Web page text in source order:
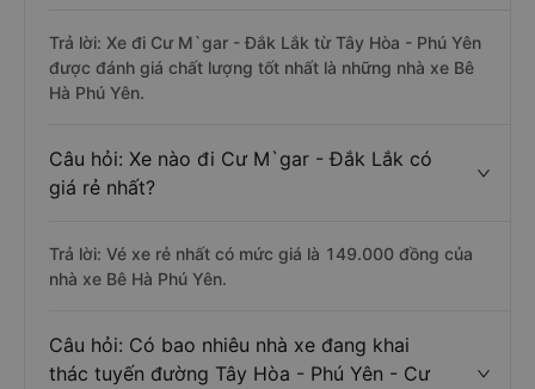
Trả lời: Xe đi Cư M`gar - Đắk Lắk từ Tây Hòa - Phú Yên
được đánh giá chất lượng tốt nhất là những nhà xe Bê
Hà Phú Yên.
Câu hỏi: Xe nào đi Cư M`gar - Đắk Lắk có
giá rẻ nhất?
Trả lời: Vé xe rẻ nhất có mức giá là 149.000 đồng của
nhà xe Bê Hà Phú Yên.
Câu hỏi: Có bao nhiêu nhà xe đang khai
thác tuyến đường Tây Hòa - Phú Yên - Cư